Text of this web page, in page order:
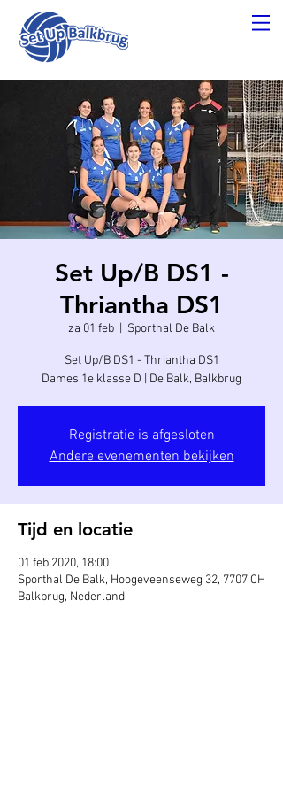
Set Up/B DS1 -
Thriantha DS1
za 01 feb Sporthal De Balk
Set Up/B DS1 - Thriantha DS1
Dames 1e klasse D | De Balk, Balkbrug
Registratie is afgesloten
Andere evenementen bekijken
Tijd en locatie
01 feb 2020, 18:00
Sporthal De Balk, Hoogeveenseweg 32, 7707 CH
Balkbrug, Nederland